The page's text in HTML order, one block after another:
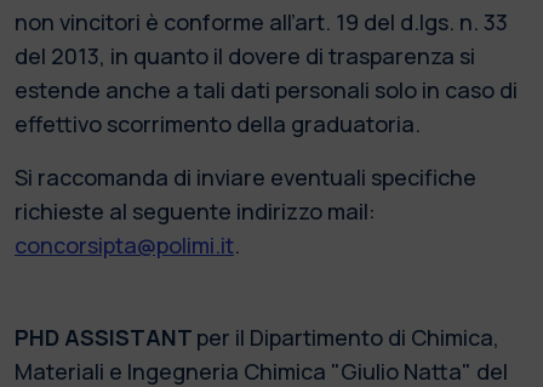
non vincitori è conforme all’art. 19 del d.lgs. n. 33
del 2013, in quanto il dovere di trasparenza si
estende anche a tali dati personali solo in caso di
effettivo scorrimento della graduatoria.
Si raccomanda di inviare eventuali specifiche
richieste al seguente indirizzo mail:
concorsipta@polimi.it.
PHD ASSISTANT per il Dipartimento di Chimica,
Materiali e Ingegneria Chimica "Giulio Natta" del